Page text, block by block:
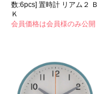
数:6pcs] 置時計 リアム２ Ｂ
Ｋ
会員価格は会員様のみ公開